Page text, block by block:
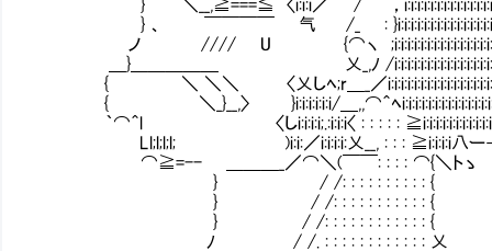
} ＼__,≧===≦ 〈i:i:i／ / ，
} 、 ￣￣￣￣ 气 /_ : }i:i:i:i:i:i:i:i:i:i:i:i:i:i:i:
ノ //// U {⌒ヽ ;i:i:i:i:i:i:i:i:i:i:i:i:i:i:i:i:
＿}＿＿＿＿＿ 乂_,ﾉ /
{ ＼ ＼＼ 〈乂しﾍ;r＿_／i:i:i:i:i:i:i:i:i:i:i:i:i:i:i:i:i:i:
{ ＼_}__,〉 }i:i:i:i:i:i/＿,,⌒＾ﾍi:i:i:i:i:i:i:i:i:i:i:i:i:i:／
｀⌒＾l 〈しi:i:i:i;.:i:i:i〈 : : : : : ≧i:i:i:i:i:i:i:i:i:i:i:
Ll;l;l;l; )i:i:／i:i:i:i:乂__, : : : ≧i:i:i:i八ー
⌒≧=-- ＿＿＿_／⌒＼(￣￣: : : : ⌒{＼トゝ
} / /: : : : : : : : : : {
} / /: : : : : : : : : : : {
} / /: : : : : : : : : : : : {
ﾉ / /. : : : : : : : : : : : : 乂